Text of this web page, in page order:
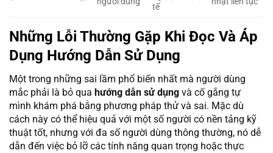
tế
Những Lỗi Thường Gặp Khi Đọc Và Áp
Dụng Hướng Dẫn Sử Dụng
Một trong những sai lầm phổ biến nhất mà người dùng
mắc phải là bỏ qua hướng dẫn sử dụng và cố gắng tự
mình khám phá bằng phương pháp thử và sai. Mặc dù
cách này có thể hiệu quả với một số người có nền tảng kỹ
thuật tốt, nhưng với đa số người dùng thông thường, nó dễ
dẫn đến việc bỏ lỡ các tính năng quan trọng hoặc thực